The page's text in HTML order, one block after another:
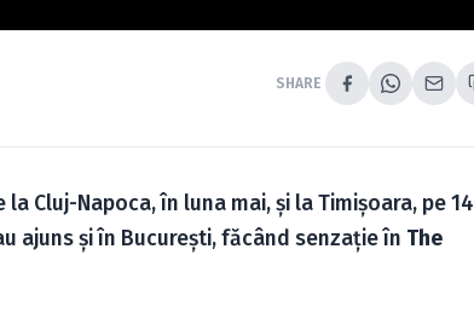
SHARE
Cluj-Napoca, în luna mai, şi la Timişoara, pe 14
ajuns şi în Bucureşti, făcând senzaţie în The